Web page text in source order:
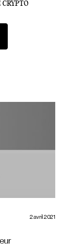
CRYPTO
2 avril 2021